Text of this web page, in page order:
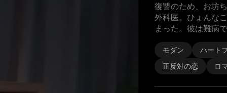
復讐のため、お坊
外科医。ひょんな
まった。彼は難病
モダン
ハート
正反対の恋
ロ